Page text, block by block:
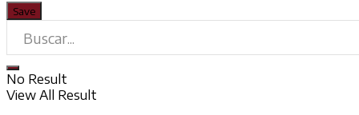
No Result
View All Result